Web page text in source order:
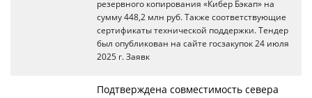
резервного копирования «Кибер Бэкап» на
сумму 448,2 млн руб. Также соответствующие
сертификаты технической поддержки. Тендер
был опубликован на сайте госзакупок 24 июля
2025 г. Заявк
Подтверждена совместимость севера